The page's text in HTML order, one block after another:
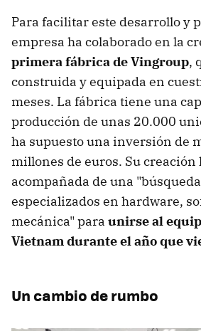
Para facilitar este desarrollo y
empresa ha colaborado en la
primera fábrica de Vingroup,
construida y equipada en
meses. La fábrica tiene una
producción de unas 20.000
ha supuesto una inversión de
millones de euros. Su creación
acompañada de una
especializados en hardware,
mecánica" para unirse al
Vietnam durante el año que
Un cambio de rumbo